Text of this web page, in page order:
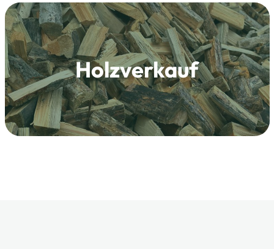
Holzverkauf